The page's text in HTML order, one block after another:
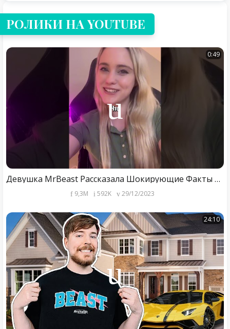
РОЛИКИ НА YOUTUBE
0:49
Девушка MrBeast Рассказала Шокирующие Факты О Нём😳 #shorts
9,3M 592K 29/12/2023
24:10